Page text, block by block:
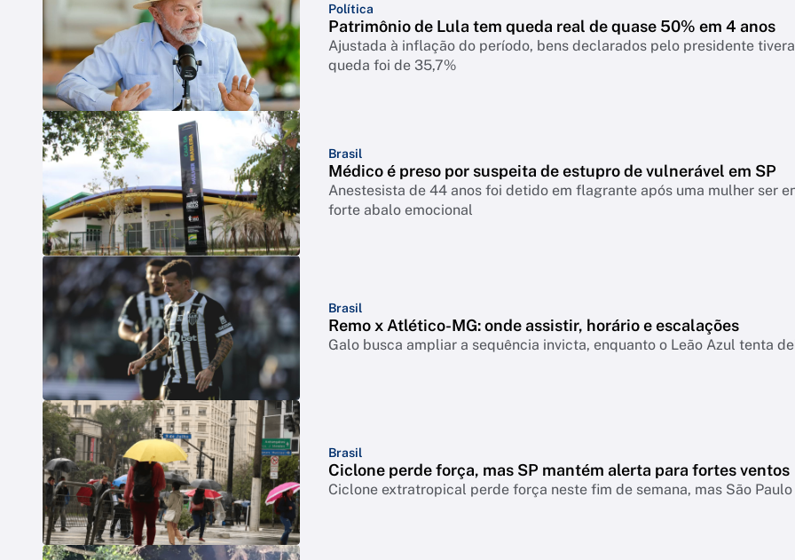
Política
Patrimônio de Lula tem queda real de quase 50% em 4 anos
Ajustada à inflação do período, bens declarados pelo presidente
queda foi de 35,7%
Brasil
Médico é preso por suspeita de estupro de vulnerável em SP
Anestesista de 44 anos foi detido em flagrante após uma mulher ser
forte abalo emocional
Brasil
Remo x Atlético-MG: onde assistir, horário e escalações
Galo busca ampliar a sequência invicta, enquanto o Leão Azul tenta
Brasil
Ciclone perde força, mas SP mantém alerta para fortes ventos
Ciclone extratropical perde força neste fim de semana, mas São